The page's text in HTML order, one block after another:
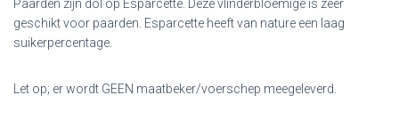
Paarden zijn dol op Esparcette. Deze vlinderbloemige is zeer
geschikt voor paarden. Esparcette heeft van nature een laag
suikerpercentage.
Let op; er wordt GEEN maatbeker/voerschep meegeleverd.